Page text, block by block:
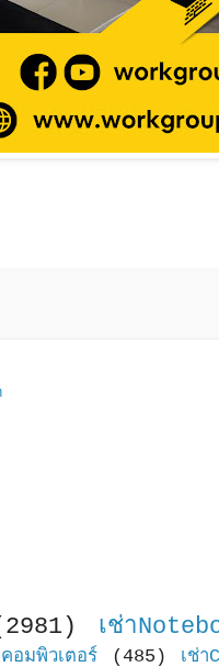
เช่า
คอมพิวเตอร์ (485) เช่า